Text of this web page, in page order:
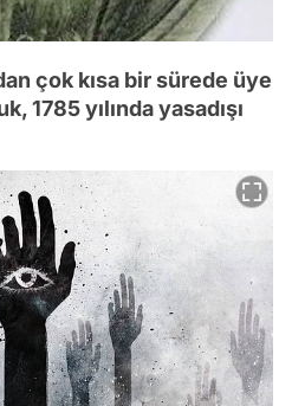
çok kısa bir sürede üye
1785 yılında yasadışı